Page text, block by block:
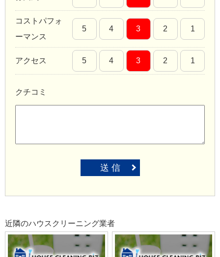
コストパフォ
ーマンス
5 4 3 2 1
アクセス 5 4 3 2 1
クチコミ
送 信
近隣のハウスクリーニング業者